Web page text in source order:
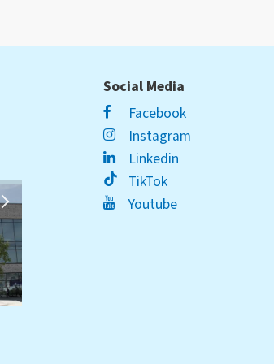
Social Media
Facebook
Instagram
Linkedin
TikTok
Youtube